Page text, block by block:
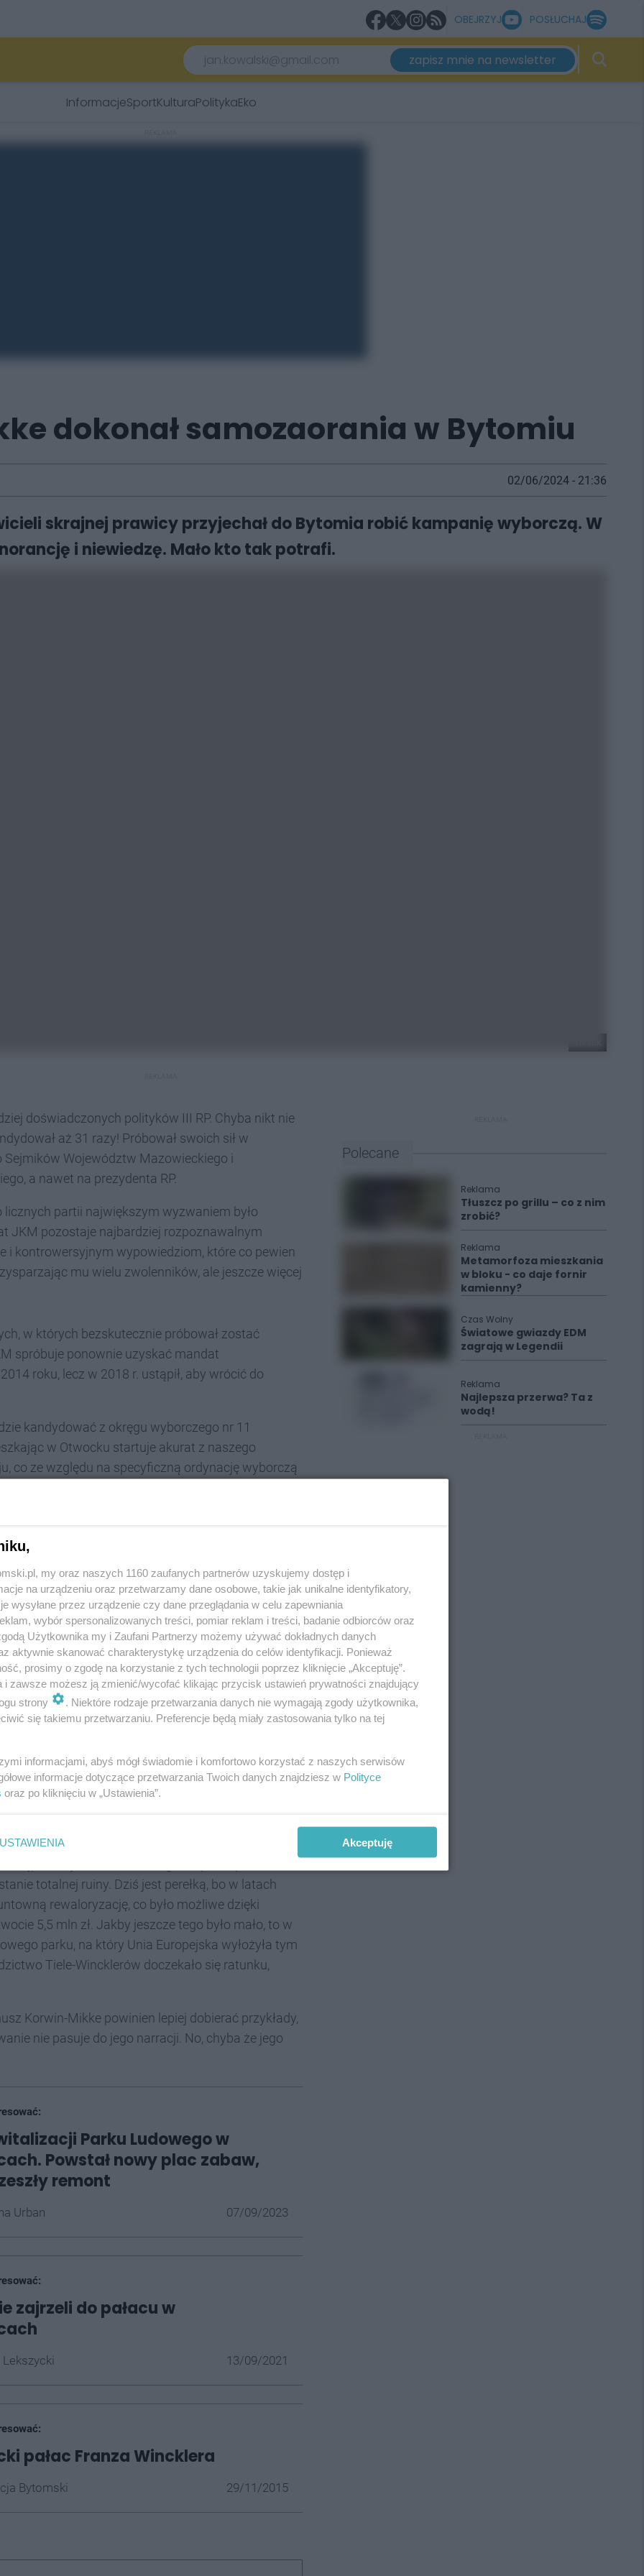
OBEJRZYJ POSŁUCHAJ
zapisz mnie na newsletter
InformacjeSportKulturaPolitykaEko
dokonał samozaorania w Bytomiu
02/06/2024 - 21:36
skrajnej prawicy przyjechał do Bytomia robić kampanię wyborczą. W
i niewiedzę. Mało kto tak potrafi.
doświadczonych polityków III RP. Chyba nikt nie
aż 31 razy! Próbował swoich sił w
Województw Mazowieckiego i
a nawet na prezydenta RP.
licznych partii największym wyzwaniem było
JKM pozostaje najbardziej rozpoznawalnym
i kontrowersyjnym wypowiedziom, które co pewien
mu wielu zwolenników, ale jeszcze więcej
w których bezskutecznie próbował zostać
spróbuje ponownie uzyskać mandat
roku, lecz w 2018 r. ustąpił, aby wrócić do
kandydować z okręgu wyborczego nr 11
w Otwocku startuje akurat z naszego
co ze względu na specyficzną ordynację wyborczą
dla którego UE
poszczególne miasta regionu, by nagrywać
13-sekundowe wideo z Bytomia, które
w normalnej Polsce, w normalnej
perełki tu ocalały [mówi wskazując na
wróci. Dlatego sądzę, że Unia Europejska
spocie.
nie uświadomił go, że pałac przed
totalnej ruiny. Dziś jest perełką, bo w latach
rewaloryzację, co było możliwe dzięki
5,5 mln zł. Jakby jeszcze tego było mało, to w
parku, na który Unia Europejska wyłożyła tym
Tiele-Wincklerów doczekało się ratunku,
Korwin-Mikke powinien lepiej dobierać przykłady,
nie pasuje do jego narracji. No, chyba że jego
Parku Ludowego w
Powstał nowy plac zabaw,
remont
Urban 07/09/2023
zajrzeli do pałacu w
Lekszycki 13/09/2021
pałac Franza Wincklera
Bytomski 29/11/2015
Polecane
Reklama
Tłuszcz po grillu – co z nim
zrobić?
Reklama
Metamorfoza mieszkania
w bloku - co daje fornir
kamienny?
Czas Wolny
Światowe gwiazdy EDM
zagrają w Legendii
Reklama
Najlepsza przerwa? Ta z
wodą!
my oraz naszych 1160 zaufanych partnerów uzyskujemy dostęp i
na urządzeniu oraz przetwarzamy dane osobowe, takie jak unikalne identyfikatory,
wysyłane przez urządzenie czy dane przeglądania w celu zapewniania
wybór spersonalizowanych treści, pomiar reklam i treści, badanie odbiorców oraz
Użytkownika my i Zaufani Partnerzy możemy używać dokładnych danych
aktywnie skanować charakterystykę urządzenia do celów identyfikacji. Ponieważ
prosimy o zgodę na korzystanie z tych technologii poprzez kliknięcie „Akceptuję”.
i zawsze możesz ją zmienić/wycofać klikając przycisk ustawień prywatności znajdujący
strony
. Niektóre rodzaje przetwarzania danych nie wymagają zgody użytkownika,
się takiemu przetwarzaniu. Preferencje będą miały zastosowania tylko na tej
informacjami, abyś mógł świadomie i komfortowo korzystać z naszych serwisów
informacje dotyczące przetwarzania Twoich danych znajdziesz w Polityce
oraz po kliknięciu w „Ustawienia”.
USTAWIENIA Akceptuję